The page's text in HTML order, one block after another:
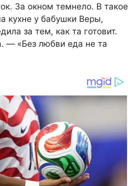
За окном темнело. В такое
кухне у бабушки Веры,
за тем, как та готовит.
— «Без любви еда не та